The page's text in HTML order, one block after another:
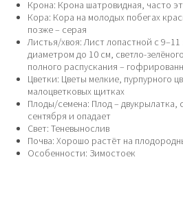
Крона: Крона шатровидная, часто
Кора: Кора на молодых побегах
позже – серая
Листья/хвоя: Лист лопастной с
диаметром до 10 см, светло-
полного распускания –
Цветки: Цветы мелкие, пурпурного
малоцветковых щитках
Плоды/семена: Плод – двукрылатка,
сентября и опадает
Свет: Теневынослив
Почва: Хорошо растёт на
Особенности: Зимостоек